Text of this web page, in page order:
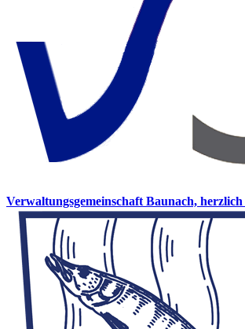
Verwaltungsgemeinschaft Baunach,